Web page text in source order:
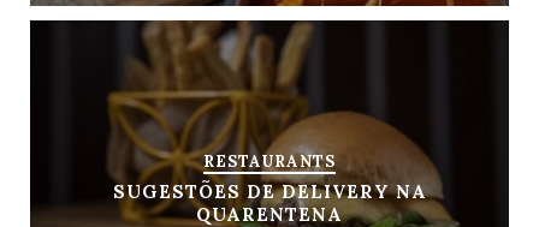
RESTAURANTS
SUGESTÕES DE DELIVERY NA
QUARENTENA